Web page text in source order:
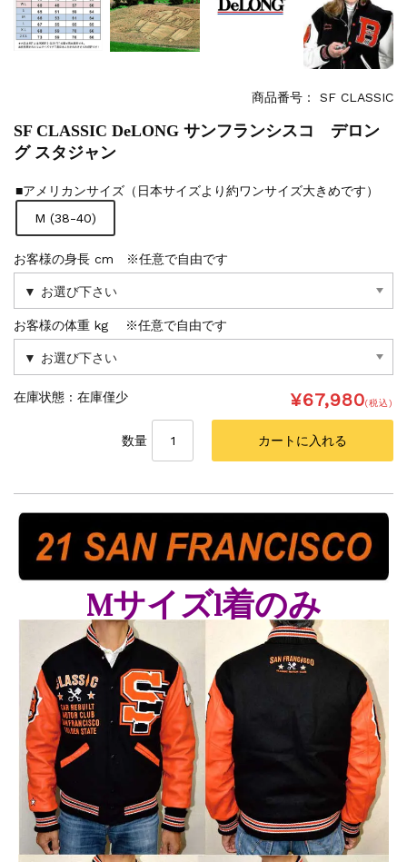
商品番号： SF CLASSIC
SF CLASSIC DeLONG サンフランシスコ デロン
グ スタジャン
■アメリカンサイズ（日本サイズより約ワンサイズ大きめです）
M (38-40)
お客様の身長 cm ※任意で自由です
お客様の体重 kg ※任意で自由です
在庫状態 : 在庫僅少 ¥67,980(税込)
数量
Mサイズ1着のみ